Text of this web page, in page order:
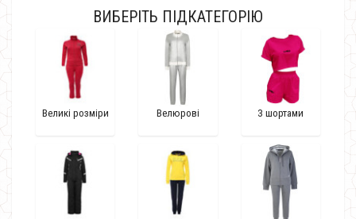
ВИБЕРІТЬ ПІДКАТЕГОРІЮ
Великі розміри Велюрові З шортами